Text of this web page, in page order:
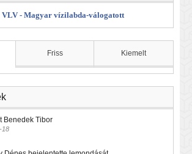
VLV - Magyar vízilabda-válogatott
Friss Kiemelt
Benedek Tibor
18